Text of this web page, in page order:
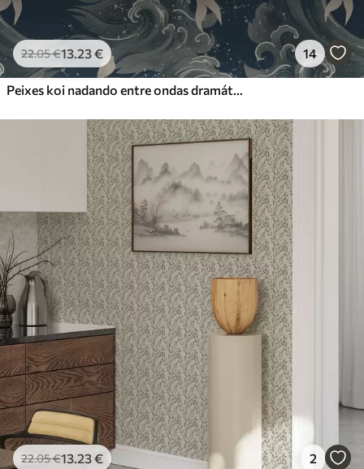
22.05€13.23€ 14
Peixes koi nadando entre ondas dramáticas do oceano
22.05€13.23€ 2